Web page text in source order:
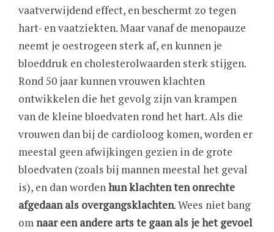
vaatverwijdend effect, en beschermt zo tegen
hart- en vaatziekten. Maar vanaf de menopauze
neemt je oestrogeen sterk af, en kunnen je
bloeddruk en cholesterolwaarden sterk stijgen.
Rond 50 jaar kunnen vrouwen klachten
ontwikkelen die het gevolg zijn van krampen
van de kleine bloedvaten rond het hart. Als die
vrouwen dan bij de cardioloog komen, worden er
meestal geen afwijkingen gezien in de grote
bloedvaten (zoals bij mannen meestal het geval
is), en dan wordenhun klachten ten onrechte
afgedaan als overgangsklachten. Wees niet bang
omnaar een andere arts te gaan als je het gevoel